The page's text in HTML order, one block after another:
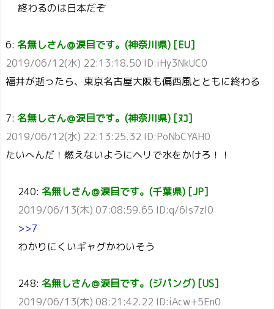
終わるのは日本だぞ
6: 名無しさん＠涙目です。(神奈川県) [EU]
2019/06/12(水) 22:13:18.50 ID:iHy3NkUC0
福井が逝ったら、東京名古屋大阪も偏西風とともに終わる
7: 名無しさん＠涙目です。(神奈川県) [ﾇｺ]
2019/06/12(水) 22:13:25.32 ID:PoNbCYAH0
たいへんだ！燃えないようにヘリで水をかけろ！！
240: 名無しさん＠涙目です。(千葉県) [JP]
2019/06/13(木) 07:08:59.65 ID:q/6ls7zl0
>>7
わかりにくいギャグかわいそう
248: 名無しさん＠涙目です。(ジパング) [US]
2019/06/13(木) 08:21:42.22 ID:iAcw+5En0